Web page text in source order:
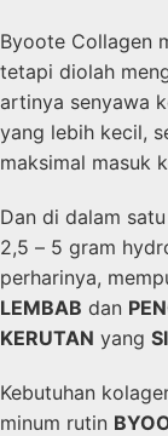
Byoote Collagen
tetapi diolah
artinya senyawa
yang lebih kecil,
maksimal masuk
Dan di dalam
2,5 – 5 gram
perharinya,
LEMBAB dan
KERUTAN yang
Kebutuhan
minum rutin